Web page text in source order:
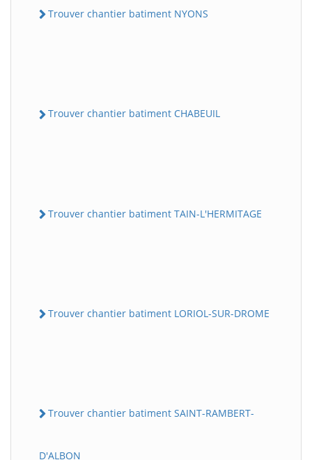
Trouver chantier batiment NYONS
Trouver chantier batiment CHABEUIL
Trouver chantier batiment TAIN-L'HERMITAGE
Trouver chantier batiment LORIOL-SUR-DROME
Trouver chantier batiment SAINT-RAMBERT-
D'ALBON